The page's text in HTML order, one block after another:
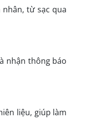
từ sạc qua
nhận thông báo
liệu, giúp làm